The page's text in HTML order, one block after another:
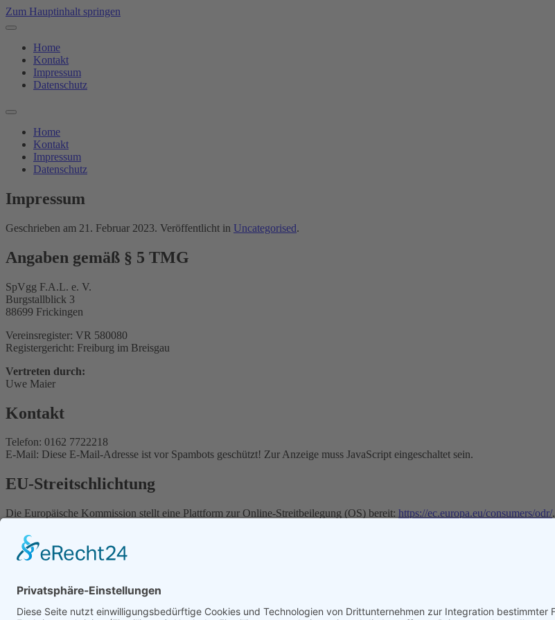
Zum Hauptinhalt springen
Home
Kontakt
Impressum
Datenschutz
Home
Kontakt
Impressum
Datenschutz
Impressum
Geschrieben am 21. Februar 2023. Veröffentlicht in Uncategorised.
Angaben gemäß § 5 TMG
SpVgg F.A.L. e. V.
Burgstallblick 3
88699 Frickingen
Vereinsregister: VR 580080
Registergericht: Freiburg im Breisgau
Vertreten durch:
Uwe Maier
Kontakt
Telefon: 0162 7722218
E-Mail: Diese E-Mail-Adresse ist vor Spambots geschützt! Zur Anzeige muss JavaScript eingeschaltet sein.
EU-Streitschlichtung
Die Europäische Kommission stellt eine Plattform zur Online-Streitbeilegung (OS) bereit: https://ec.europa.eu/consumers/odr/.
Verbraucher­streit­beilegung/Universal­schlichtungs­stelle
Wir sind nicht bereit oder verpflichtet, an Streitbeilegungsverfahren vor einer Verbraucherschlichtungsstelle teilzunehmen.
Aufrufe: 12867